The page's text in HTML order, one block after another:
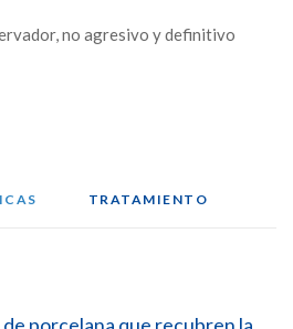
no agresivo y definitivo
TRATAMIENTO